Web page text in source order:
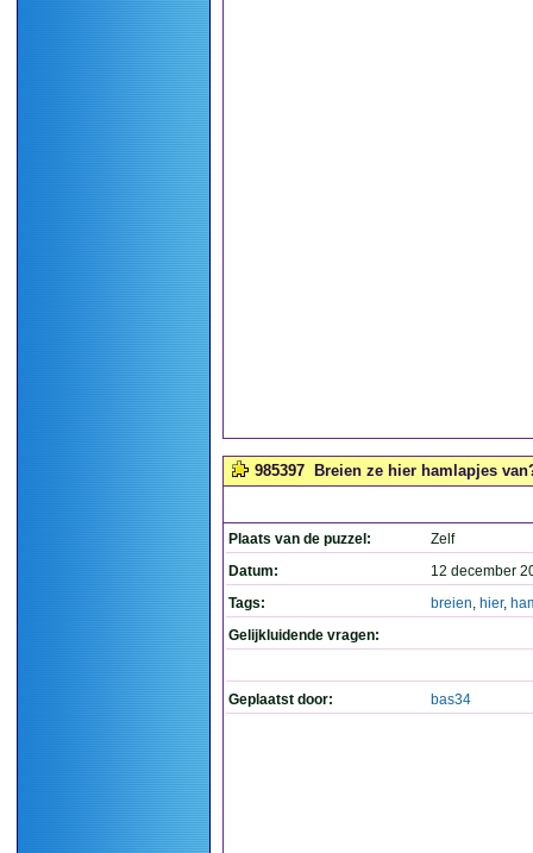
985397 Breien ze hier hamlapjes
Plaats van de puzzel:
Zelf
Datum:
12 december
Tags:
breien, hier,
Gelijkluidende vragen:
Geplaatst door: bas34